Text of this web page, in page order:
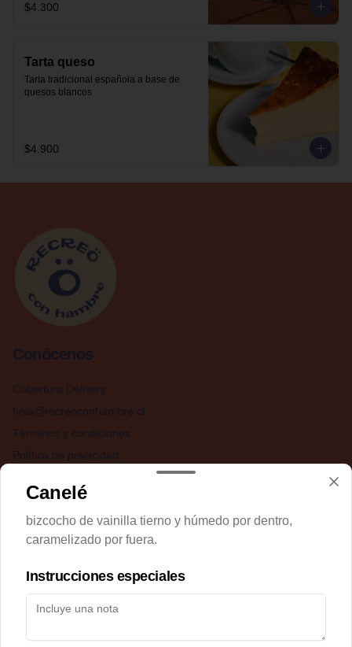
$4.300
Tarta queso
Tarta tradicional española a base de
quesos blancos
$4.900
Conócenos
Cobertura Delivery
hola@recreoconhambre.cl
Términos y condiciones
Política de privacidad
Redes sociales
Instagram
Facebook
Iniciar sesión
Canelé
bizcocho de vainilla tierno y húmedo por dentro,
caramelizado por fuera.
Instrucciones especiales